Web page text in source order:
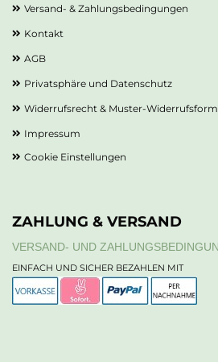
Versand- & Zahlungsbedingungen
Kontakt
AGB
Privatsphäre und Datenschutz
Widerrufsrecht & Muster-
Impressum
Cookie Einstellungen
ZAHLUNG & VERSAND
VERSAND- UND
EINFACH UND SICHER BEZAHLEN MIT